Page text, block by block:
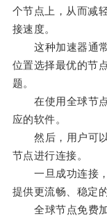
个节点上，从而减
接速度。
这种加速器通常
位置选择最优的节
题。
在使用全球节点
应的软件。
然后，用户可以
节点进行连接。
一旦成功连接，
提供更流畅、稳定
全球节点免费加